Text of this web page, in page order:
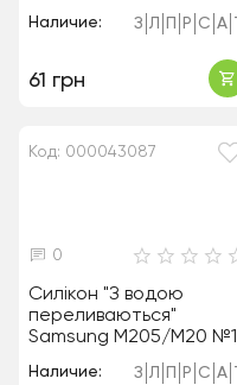
Наличие: З Л Р С А
61 грн
Код: 000043087
0
Силікон "З водою
переливаються"
Samsung M205/M20 №1
Наличие: З Л Р С А